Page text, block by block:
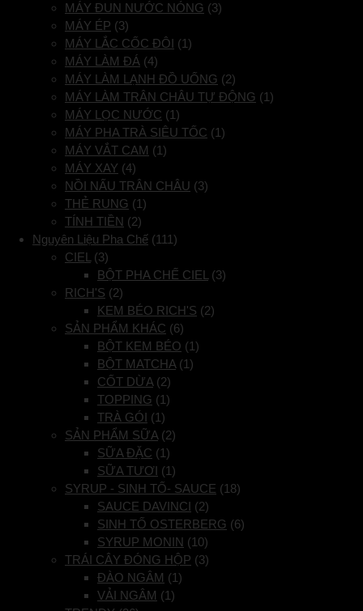
MÁY ĐUN NƯỚC NÓNG (3)
MÁY ÉP (3)
MÁY LẮC CỐC ĐÔI (1)
MÁY LÀM ĐÁ (4)
MÁY LÀM LẠNH ĐỒ UỐNG (2)
MÁY LÀM TRÂN CHÂU TỰ ĐỘNG (1)
MÁY LỌC NƯỚC (1)
MÁY PHA TRÀ SIÊU TỐC (1)
MÁY VẮT CAM (1)
MÁY XAY (4)
NỒI NẤU TRÂN CHÂU (3)
THẺ RUNG (1)
TÍNH TIỀN (2)
Nguyên Liệu Pha Chế (111)
CIEL (3)
BỘT PHA CHẾ CIEL (3)
RICH'S (2)
KEM BÉO RICH'S (2)
SẢN PHẨM KHÁC (6)
BỘT KEM BÉO (1)
BỘT MATCHA (1)
CỐT DỪA (2)
TOPPING (1)
TRÀ GÓI (1)
SẢN PHẨM SỮA (2)
SỮA ĐẶC (1)
SỮA TƯƠI (1)
SYRUP - SINH TỐ- SAUCE (18)
SAUCE DAVINCI (2)
SINH TỐ OSTERBERG (6)
SYRUP MONIN (10)
TRÁI CÂY ĐÓNG HỘP (3)
ĐÀO NGÂM (1)
VẢI NGÂM (1)